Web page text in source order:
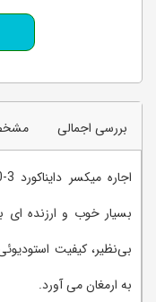
بررسی اجمالی
بسیار خوب و ارزنده ای
بی‌نظیر، کیفیت
به ارمغان می آورد.